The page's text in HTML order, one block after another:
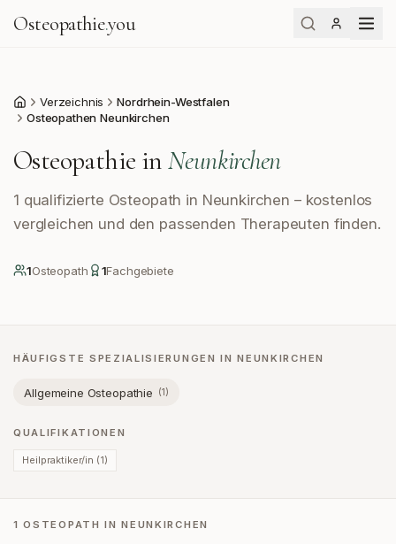
Osteopathie.you
Start Verzeichnis
Nordrhein-Westfalen
Osteopathen Neunkirchen
Osteopathie inNeunkirchen
1 qualifizierte Osteopath in Neunkirchen – kostenlos
vergleichen und den passenden Therapeuten finden.
1Osteopath 1Fachgebiete
HÄUFIGSTE SPEZIALISIERUNGEN INNEUNKIRCHEN
Allgemeine Osteopathie (1)
QUALIFIKATIONEN
Heilpraktiker/in (1)
1 OSTEOPATH IN NEUNKIRCHEN